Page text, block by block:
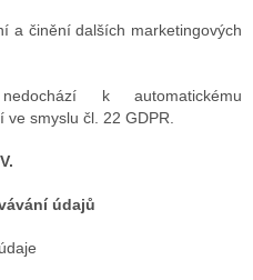
a činění dalších marketingových
k automatickému
smyslu čl. 22 GDPR.
údajů